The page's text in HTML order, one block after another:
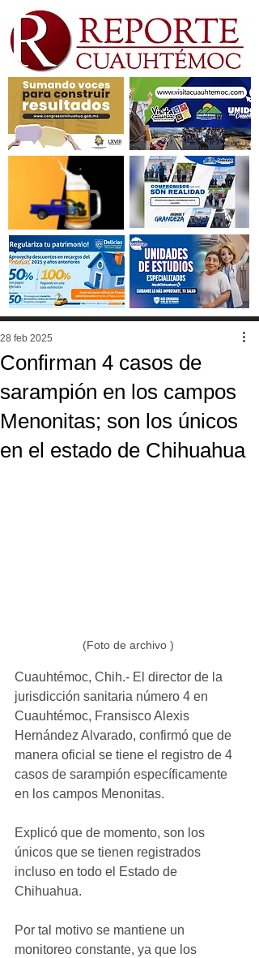
Confirman 4 casos de
sarampión en los campos
Menonitas; son los únicos
en el estado de Chihuahua
28 feb 2025
(Foto de archivo )
Cuauhtémoc, Chih.- El director de la
jurisdicción sanitaria número 4 en
Cuauhtémoc, Fransisco Alexis
Hernández Alvarado, confirmó que de
manera oficial se tiene el registro de 4
casos de sarampión específicamente
en los campos Menonitas.
Explicó que de momento, son los
únicos que se tienen registrados
incluso en todo el Estado de
Chihuahua.
Por tal motivo se mantiene un
monitoreo constante, ya que los